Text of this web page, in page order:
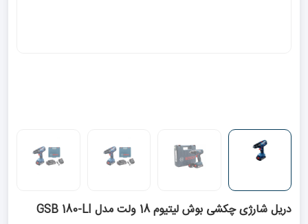
دریل شارژی چکشی بوش لیتیوم 18 ولت مدل GSB 180-LI